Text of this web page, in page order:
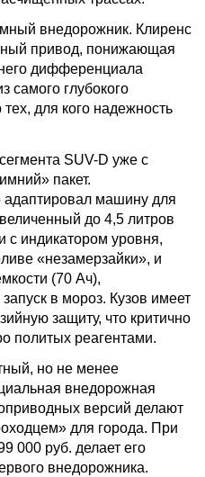
внедорожник. Клиренс
привод, понижающая
дифференциала
самого глубокого
для кого надежность
SUV-D уже с
пакет.
адаптировал машину для
до 4,5 литров
индикатором уровня,
«незамерзайки», и
(70 Ач),
в мороз. Кузов имеет
защиту, что критично
политых реагентами.
но не менее
внедорожная
версий делают
для города. При
000 руб. делает его
внедорожника.